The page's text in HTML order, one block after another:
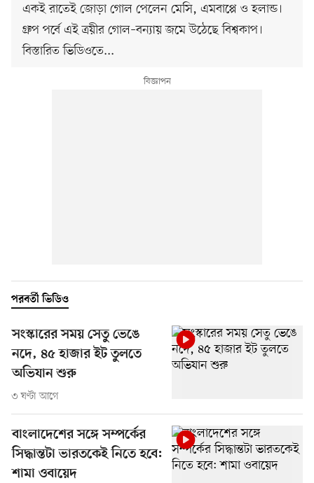
একই রাতেই জোড়া গোল পেলেন মেসি, এমবাপ্পে ও হলান্ড।
গ্রুপ পর্বে এই ত্রয়ীর গোল–বন্যায় জমে উঠেছে বিশ্বকাপ।
বিস্তারিত ভিডিওতে...
পরবর্তী ভিডিও
সংস্কারের সময় সেতু ভেঙে
নদে, ৪৫ হাজার ইট তুলতে
অভিযান শুরু
৩ ঘণ্টা আগে
বাংলাদেশের সঙ্গে সম্পর্কের
সিদ্ধান্তটা ভারতকেই নিতে হবে:
শামা ওবায়েদ